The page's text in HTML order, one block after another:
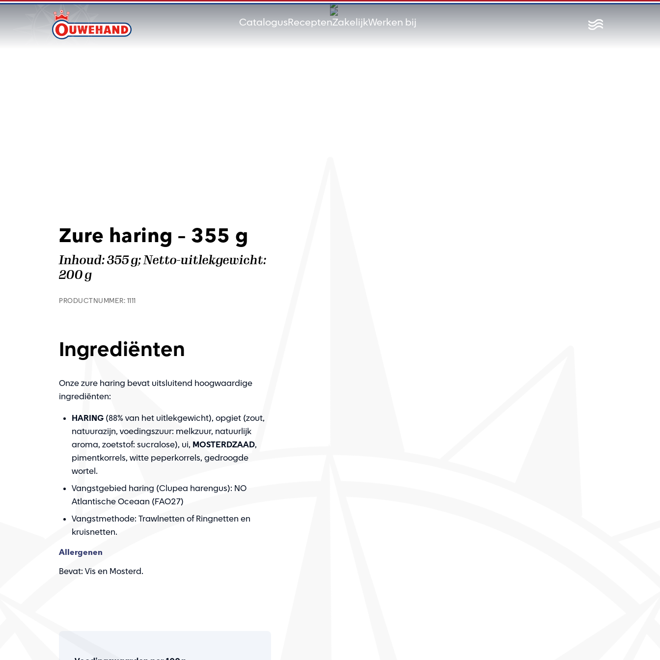
CatalogusReceptenZakelijkWerken bij
Zure haring – 355 g
Inhoud: 355 g; Netto-uitlekgewicht:
200 g
PRODUCTNUMMER: 1111
Ingrediënten
Onze zure haring bevat uitsluitend hoogwaardige
ingrediënten:
HARING (88% van het uitlekgewicht), opgiet (zout,
natuurazijn, voedingszuur: melkzuur, natuurlijk
aroma, zoetstof: sucralose), ui, MOSTERDZAAD,
pimentkorrels, witte peperkorrels, gedroogde
wortel.
Vangstgebied haring (Clupea harengus): NO
Atlantische Oceaan (FAO27)
Vangstmethode: Trawlnetten of Ringnetten en
kruisnetten.
Allergenen
Bevat: Vis en Mosterd.